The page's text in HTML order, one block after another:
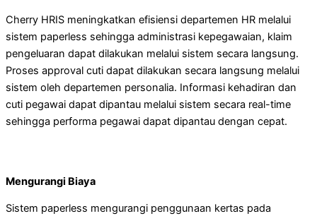
Cherry HRIS meningkatkan efisiensi departemen HR melalui
sistem paperless sehingga administrasi kepegawaian, klaim
pengeluaran dapat dilakukan melalui sistem secara langsung.
Proses approval cuti dapat dilakukan secara langsung melalui
sistem oleh departemen personalia. Informasi kehadiran dan
cuti pegawai dapat dipantau melalui sistem secara real-time
sehingga performa pegawai dapat dipantau dengan cepat.
Mengurangi Biaya
Sistem paperless mengurangi penggunaan kertas pada